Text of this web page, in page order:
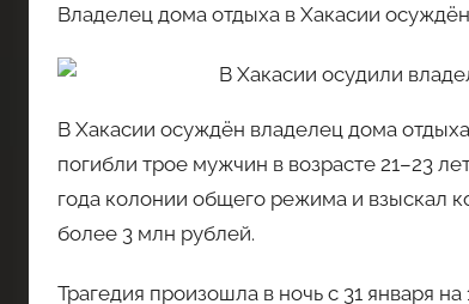
Владелец дома отдыха в Хакасии
В Хакасии осуждён владелец дома
погибли трое мужчин в возрасте 21–23
года колонии общего режима и взыскал
более 3 млн рублей.
Трагедия произошла в ночь с 31 января